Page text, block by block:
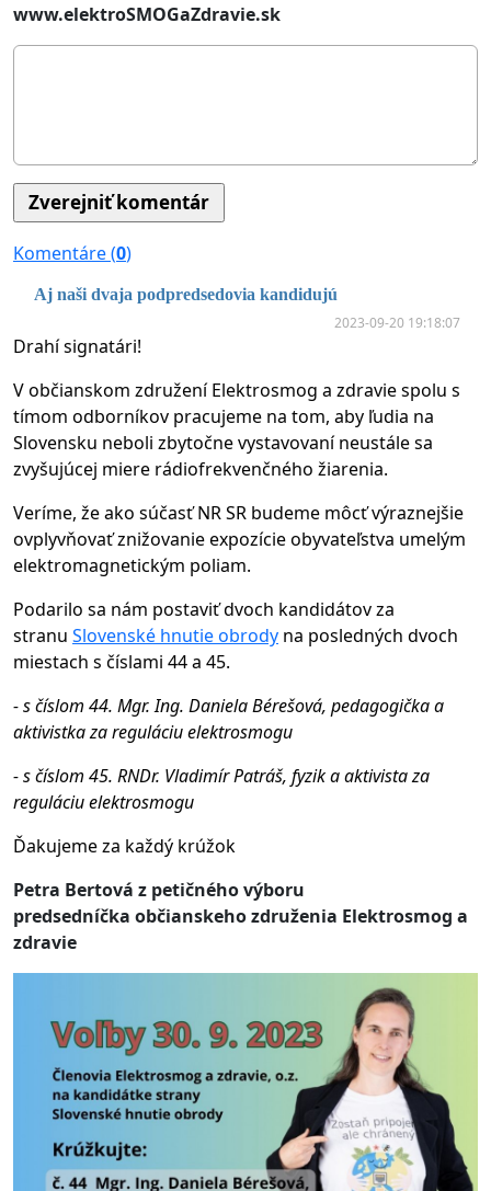
www.elektroSMOGaZdravie.sk
Komentáre (0)
Aj naši dvaja podpredsedovia kandidujú
2023-09-20 19:18:07
Drahí signatári!
V občianskom združení Elektrosmog a zdravie spolu s
tímom odborníkov pracujeme na tom, aby ľudia na
Slovensku neboli zbytočne vystavovaní neustále sa
zvyšujúcej miere rádiofrekvenčného žiarenia.
Veríme, že ako súčasť NR SR budeme môcť výraznejšie
ovplyvňovať znižovanie expozície obyvateľstva umelým
elektromagnetickým poliam.
Podarilo sa nám postaviť dvoch kandidátov za
stranu Slovenské hnutie obrody na posledných dvoch
miestach s číslami 44 a 45.
- s číslom 44. Mgr. Ing. Daniela Bérešová, pedagogička a
aktivistka za reguláciu elektrosmogu
- s číslom 45. RNDr. Vladimír Patráš, fyzik a aktivista za
reguláciu elektrosmogu
Ďakujeme za každý krúžok
Petra Bertová z petičného výboru
predsedníčka občianskeho združenia Elektrosmog a
zdravie